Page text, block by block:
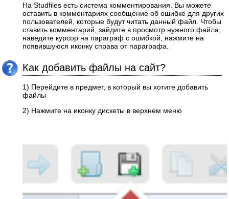
На Studfiles есть система комментирования. Вы можете
оставить в комментариях сообщение об ошибке для других
пользователей, которые будут читать данный файл. Чтобы
ставить комментарий, зайдите в просмотр нужного файла,
наведите курсор на параграф с ошибкой, нажмите на
появившуюся иконку справа от параграфа.
Как добавить файлы на сайт?
1) Перейдите в предмет, в который вы хотите добавить
файлы
2) Нажмите на иконку дискеты в верхнем меню